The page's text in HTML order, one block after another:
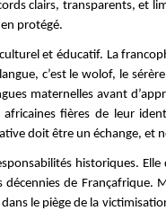
clairs, transparents, et
protégé.
et éducatif. La
c’est le wolof, le
maternelles avant
fières de leur
doit être un échange, et
historiques.
décennies de Françafrique.
le piège de la